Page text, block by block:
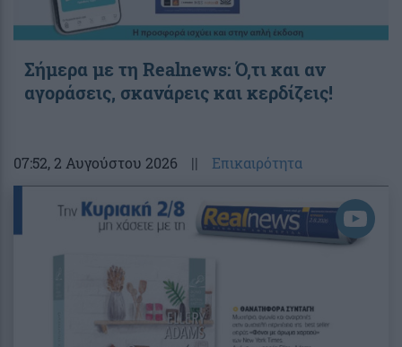
Σήμερα με τη Realnews: Ό,τι και αν
αγοράσεις, σκανάρεις και κερδίζεις!
07:52, 2 Αυγούστου 2026 || Επικαιρότητα